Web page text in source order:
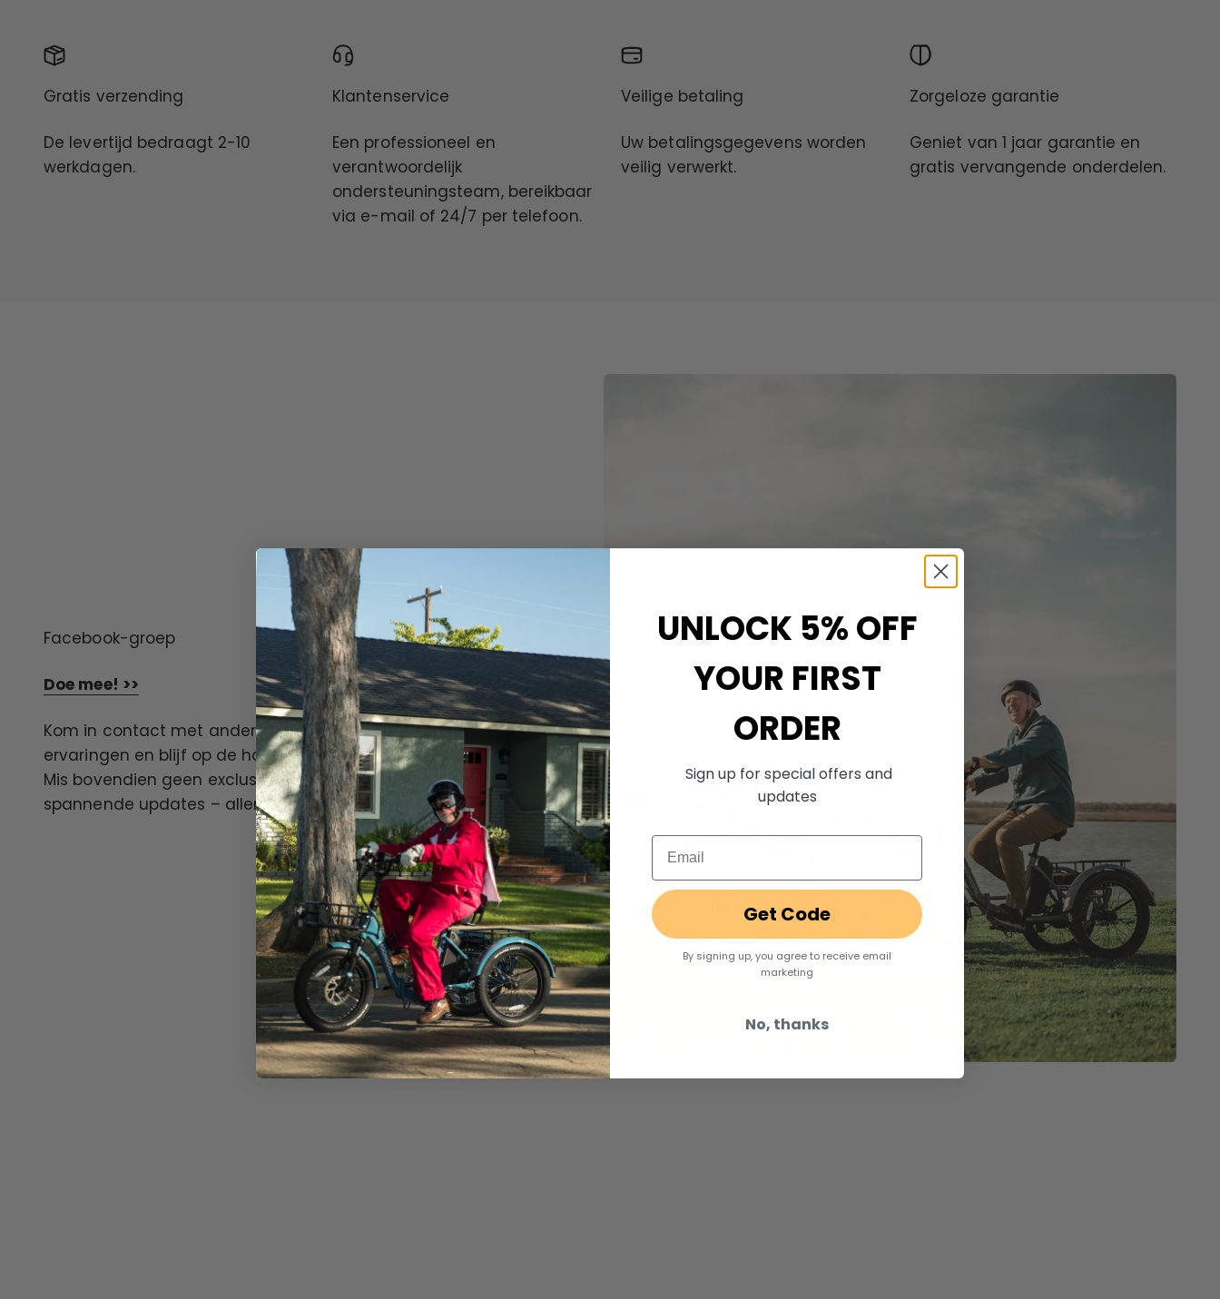
Gratis verzending
De levertijd bedraagt ​​2-10
werkdagen.
Klantenservice
Een professioneel en
verantwoordelijk
ondersteuningsteam, bereikbaar
via e-mail of 24/7 per telefoon.
Veilige betaling
Uw betalingsgegevens worden
veilig verwerkt.
Zorgeloze garantie
Geniet van 1 jaar garantie en
gratis vervangende onderdelen.
Doe mee! >>
Kom in contact met andere Mooncool-bezitters, deel je
ervaringen en blijf op de hoogte van het laatste nieuws.
Mis bovendien geen exclusieve evenementen en
spannende updates – allemaal in onze Facebookgroep.
UNLOCK 5% OFF
YOUR FIRST
ORDER
Sign up for special offers and
updates
Email
Get Code
By signing up, you agree to receive email
marketing
No, thanks